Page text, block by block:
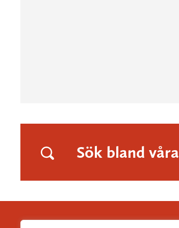
Sök bland våra